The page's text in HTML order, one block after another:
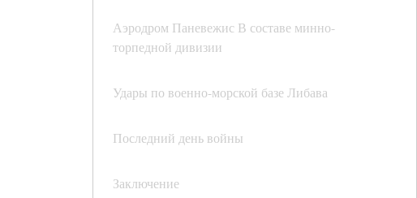
Аэродром Паневежис В составе минно-
торпедной дивизии
Удары по военно-морской базе Либава
Последний день войны
Заключение